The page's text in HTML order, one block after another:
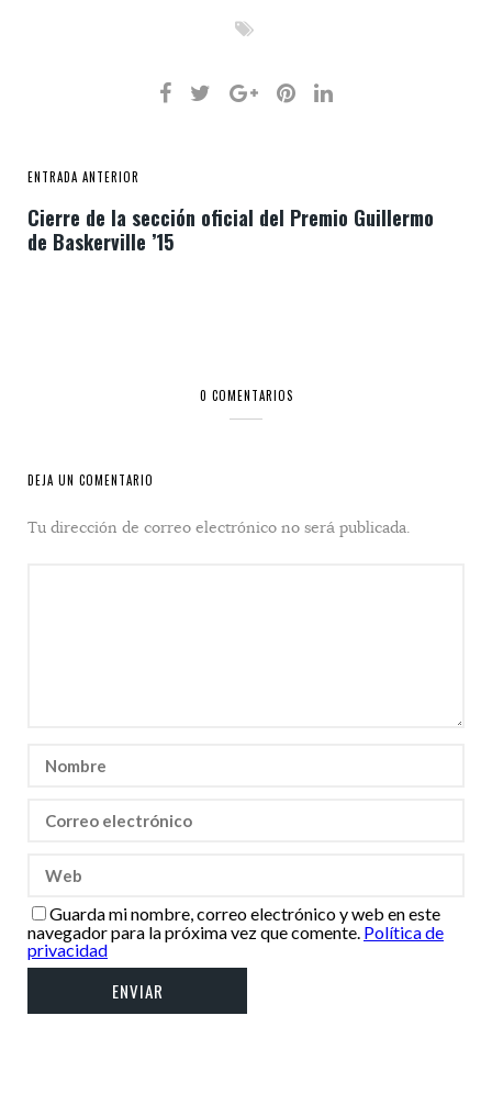
ENTRADA ANTERIOR
Cierre de la sección oficial del Premio Guillermo
de Baskerville ’15
0 COMENTARIOS
DEJA UN COMENTARIO
Tu dirección de correo electrónico no será publicada.
Guarda mi nombre, correo electrónico y web en este
navegador para la próxima vez que comente. Política de
privacidad